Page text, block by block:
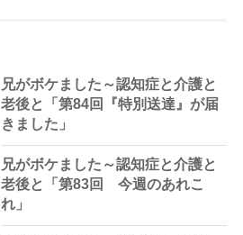
兄がボケました～認知症と介護と
老後と「第84回『特別送達』が届
きました」
兄がボケました～認知症と介護と
老後と「第83回 今週のあれこ
れ」